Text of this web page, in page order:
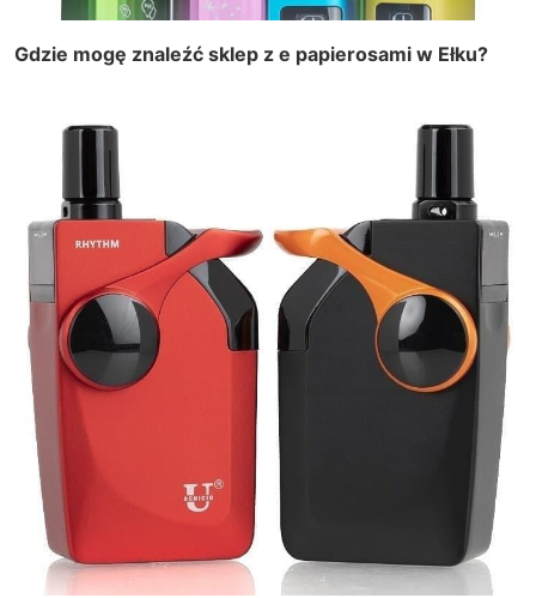
Gdzie mogę znaleźć sklep z e papierosami w Ełku?